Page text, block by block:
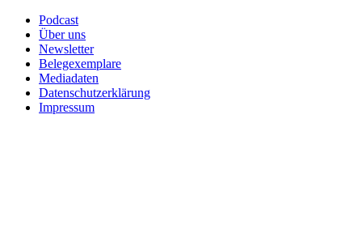
Podcast
Über uns
Newsletter
Belegexemplare
Mediadaten
Datenschutzerklärung
Impressum